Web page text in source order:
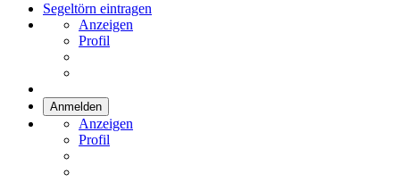
Segeltörn eintragen
Anzeigen
Profil
Anmelden
Anzeigen
Profil